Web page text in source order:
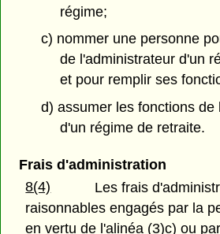
régime;
c) nommer une personne
de l'administrateur d'un
et pour remplir ses
d) assumer les fonctions de
d'un régime de retraite.
Frais d'administration
8(4)
Les frais
raisonnables engagés par la
en vertu de l'alinéa (3)c) ou